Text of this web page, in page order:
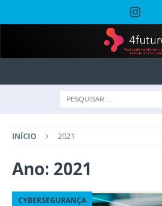
INÍCIO 2021
Ano: 2021
CYBERSEGURANÇA